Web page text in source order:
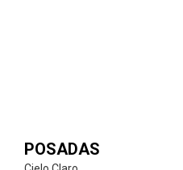
POSADAS